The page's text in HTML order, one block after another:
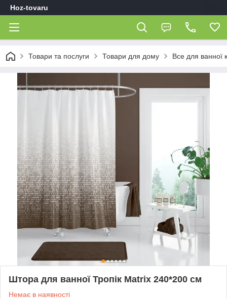
Hoz-tovaru
Товари та послуги Товари для дому Все для ванної
Штора для ванної Тропік Matrix 240*200 см
Немає в наявності